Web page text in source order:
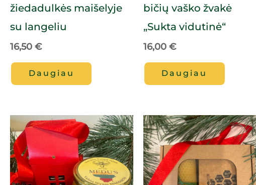
žiedadulkės maišelyje
su langeliu
16,50 €
Daugiau
bičių vaško žvakė
„Sukta vidutinė“
16,00 €
Daugiau